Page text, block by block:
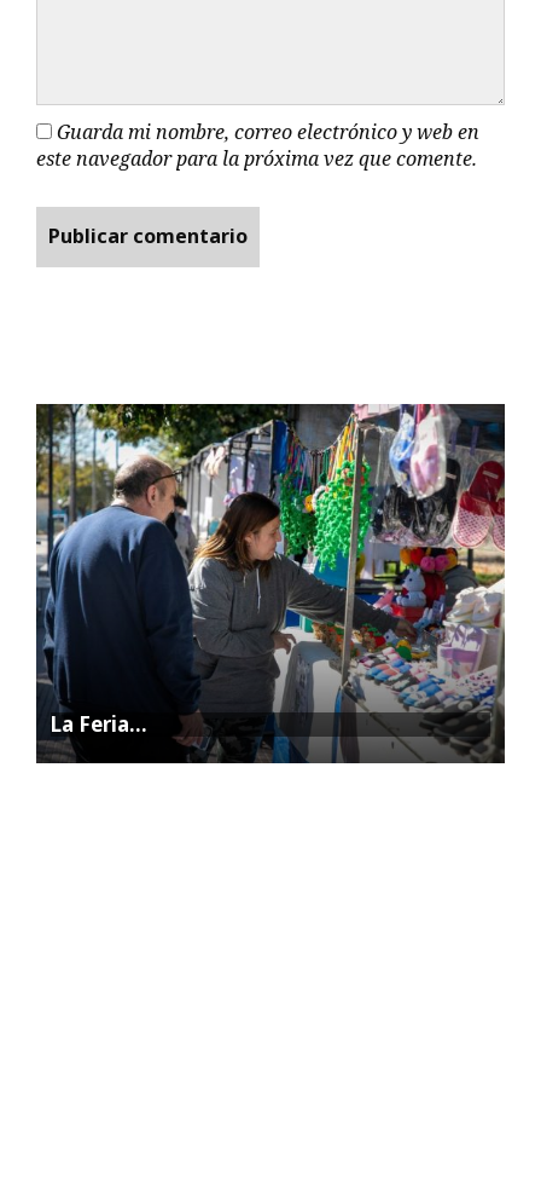
Guarda mi nombre, correo electrónico y web en
este navegador para la próxima vez que comente.
Promesa de…
La Feria…